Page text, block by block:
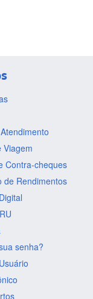
Viagem
Contra-cheques
de Rendimentos
senha?